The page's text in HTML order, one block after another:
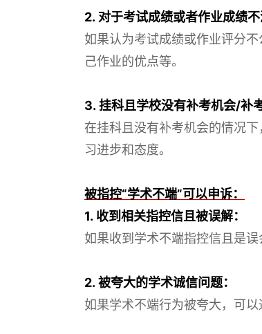
2. 对于考试成绩或者作业成绩不
如果认为考试成绩或作业评分
己作业的优点等。
3. 挂科且学校没有补考机会/补
在挂科且没有补考机会的情况
习进步和态度。
被指控“学术不端”可以申诉：
1. 收到相关指控信且被误解：
如果收到学术不端指控信且是
2. 被夸大的学术诚信问题：
如果学术不端行为被夸大，可